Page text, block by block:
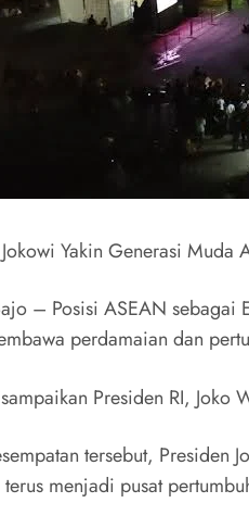
Yakin Generasi
– Posisi ASEAN sebagai
perdamaian dan
Presiden RI,
tersebut, Presiden
terus menjadi pusat